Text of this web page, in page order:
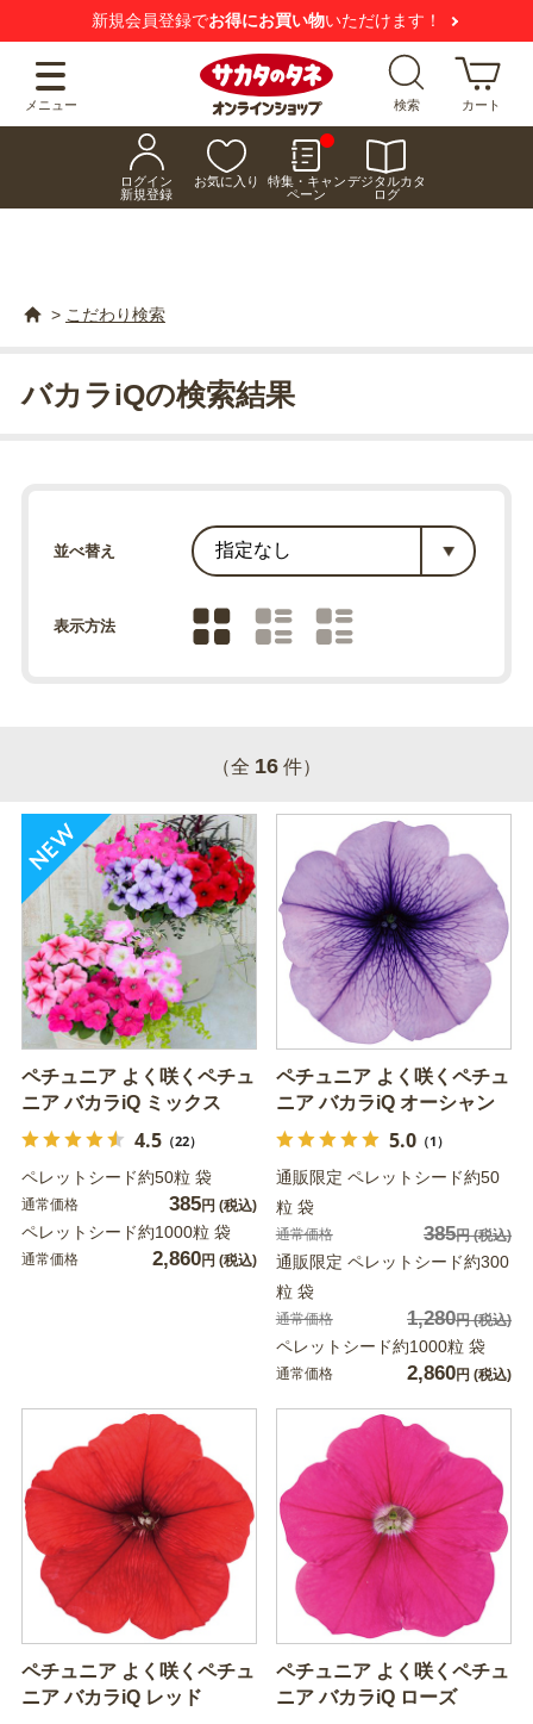
新規会員登録でお得にお買い物いただけます！
メニュー 検索 カート
ログイン
新規登録
お気に入り
特集・キャン
ペーン
デジタルカタ
ログ
> こだわり検索
バカラiQの検索結果
並べ替え
表示方法
（全 16 件）
ペチュニア よく咲くペチュ
ニア バカラiQ ミックス
4.5（22）
ペレットシード約50粒 袋
通常価格 385円 (税込)
ペレットシード約1000粒 袋
通常価格 2,860円 (税込)
ペチュニア よく咲くペチュ
ニア バカラiQ オーシャン
5.0（1）
通販限定 ペレットシード約50
粒 袋
通常価格 385円(税込)
通販限定 ペレットシード約300
粒 袋
通常価格 1,280円(税込)
ペレットシード約1000粒 袋
通常価格 2,860円 (税込)
ペチュニア よく咲くペチュ
ニア バカラiQ レッド
ペチュニア よく咲くペチュ
ニア バカラiQ ローズ